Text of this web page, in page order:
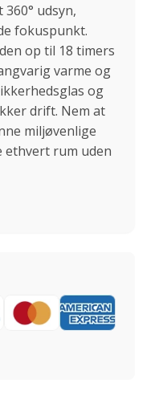
udsyn,
fokuspunkt.
op til 18 timers
varme og
og
drift. Nem at
miljøvenlige
rum uden